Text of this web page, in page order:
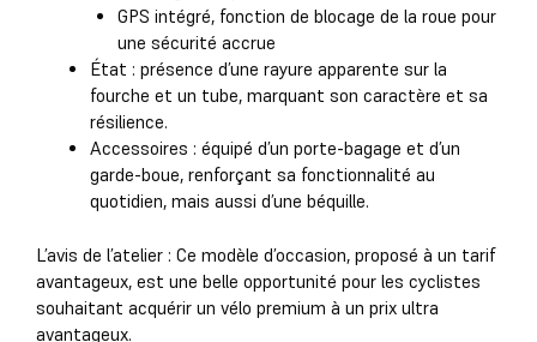
GPS intégré, fonction de blocage de la roue pour
une sécurité accrue
État : présence d’une rayure apparente sur la
fourche et un tube, marquant son caractère et sa
résilience.
Accessoires : équipé d’un porte-bagage et d’un
garde-boue, renforçant sa fonctionnalité au
quotidien, mais aussi d’une béquille.
L’avis de l’atelier : Ce modèle d’occasion, proposé à un tarif
avantageux, est une belle opportunité pour les cyclistes
souhaitant acquérir un vélo premium à un prix ultra
avantageux.